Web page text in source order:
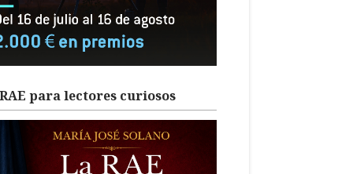
para lectores curiosos